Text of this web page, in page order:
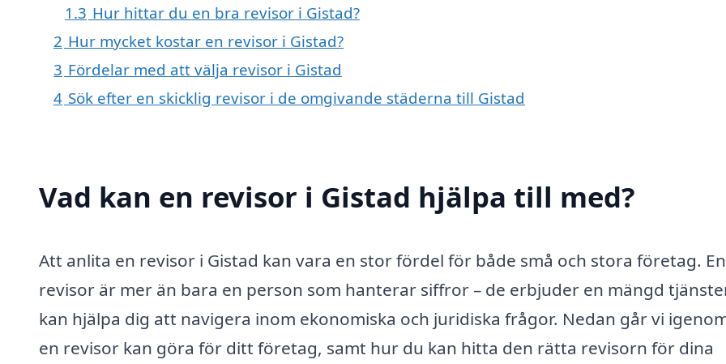
1.3 Hur hittar du en bra revisor i Gistad?
2 Hur mycket kostar en revisor i Gistad?
3 Fördelar med att välja revisor i Gistad
4 Sök efter en skicklig revisor i de omgivande städerna till Gistad
Vad kan en revisor i Gistad hjälpa till med?
Att anlita en revisor i Gistad kan vara en stor fördel för både små och stora företag. En
revisor är mer än bara en person som hanterar siffror – de erbjuder en mängd
kan hjälpa dig att navigera inom ekonomiska och juridiska frågor. Nedan går vi
en revisor kan göra för ditt företag, samt hur du kan hitta den rätta revisorn för dina